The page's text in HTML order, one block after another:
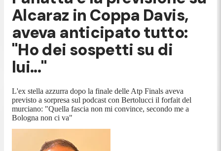
Alcaraz in Coppa Davis,
aveva anticipato tutto:
"Ho dei sospetti su di
lui..."
L'ex stella azzurra dopo la finale delle Atp Finals aveva
previsto a sorpresa sul podcast con Bertolucci il forfait del
murciano: "Quella fascia non mi convince, secondo me a
Bologna non ci va"